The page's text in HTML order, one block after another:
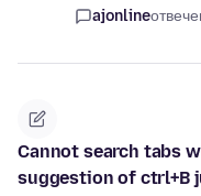
ajonline
Cannot search tabs
suggestion of ctrl+B